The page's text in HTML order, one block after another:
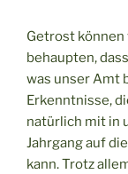
Getrost können
behaupten,
was unser Amt
Erkenntnisse,
natürlich mit in
Jahrgang auf
kann. Trotz